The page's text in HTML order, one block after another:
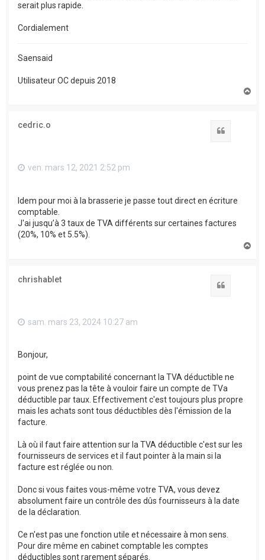
serait plus rapide.
Cordialement
Saensaid
Utilisateur OC depuis 2018
cedric.o
ven. mars 12, 2021 2:52 pm
Idem pour moi à la brasserie je passe tout direct en écriture
comptable.
J'ai jusqu’à 3 taux de TVA différents sur certaines factures
(20%, 10% et 5.5%).
chrishablet
sam. mars 23, 2024 10:27 am
Bonjour,
point de vue comptabilité concernant la TVA déductible ne
vous prenez pas la tête à vouloir faire un compte de TVa
déductible par taux. Effectivement c'est toujours plus propre
mais les achats sont tous déductibles dès l'émission de la
facture.
Là où il faut faire attention sur la TVA déductible c'est sur les
fournisseurs de services et il faut pointer à la main si la
facture est réglée ou non.
Donc si vous faites vous-même votre TVA, vous devez
absolument faire un contrôle des dûs fournisseurs à la date
de la déclaration.
Ce n'est pas une fonction utile et nécessaire à mon sens.
Pour dire même en cabinet comptable les comptes
déductibles sont rarement séparés.